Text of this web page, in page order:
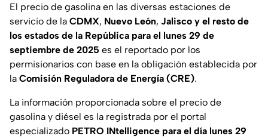
El precio de gasolina en las diversas estaciones de
servicio de la CDMX, Nuevo León, Jalisco y el resto de
los estados de la República para el lunes 29 de
septiembre de 2025 es el reportado por los
permisionarios con base en la obligación establecida por
la Comisión Reguladora de Energía (CRE).
La información proporcionada sobre el precio de
gasolina y diésel es la registrada por el portal
especializado PETRO INtelligence para el día lunes 29